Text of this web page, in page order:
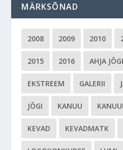
MÄRKSÕNAD
2008 2009 2010
2015 2016 AHJA JÕGI
EKSTREEM GALERII
JÕGI KANUU
KEVAD KEVADMATK